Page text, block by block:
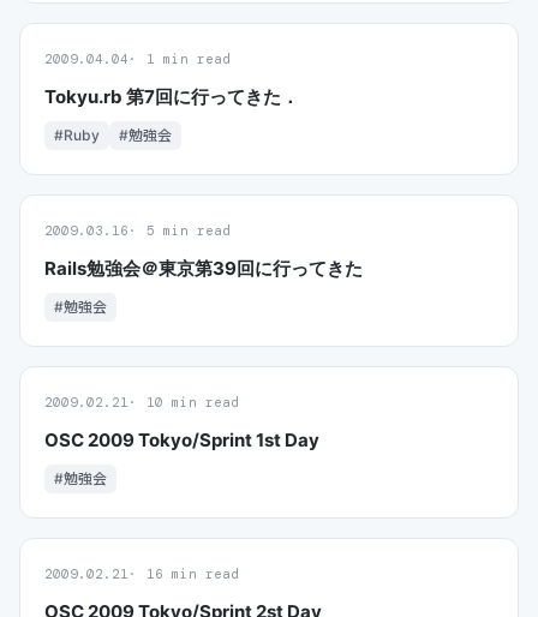
2009.04.04 1 min read
Tokyu.rb 第7回に行ってきた．
#Ruby #勉強会
2009.03.16 5 min read
Rails勉強会＠東京第39回に行ってきた
#勉強会
2009.02.21 10 min read
OSC 2009 Tokyo/Sprint 1st Day
#勉強会
2009.02.21 16 min read
OSC 2009 Tokyo/Sprint 2st Day